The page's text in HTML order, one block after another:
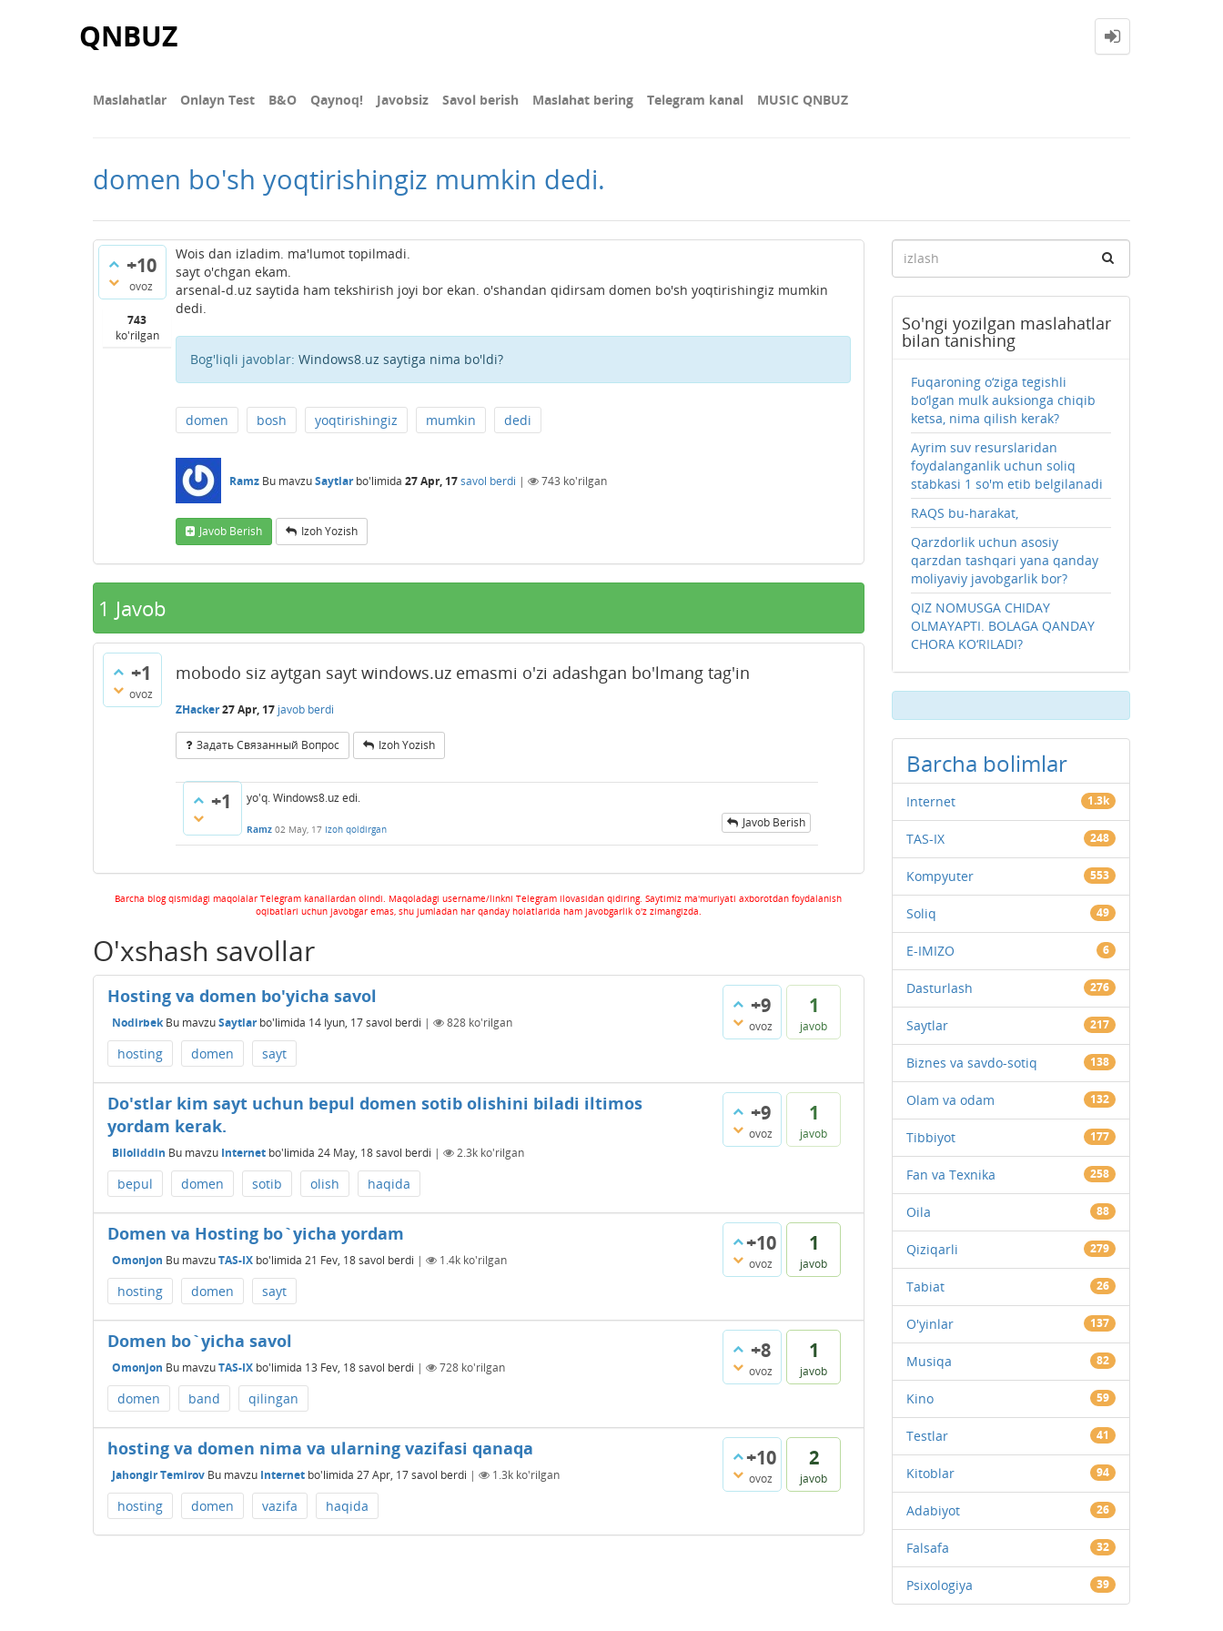
QNBUZ
Maslahatlar Onlayn Test В&О Qaynoq! Javobsiz Savol berish Maslahat bering Telegram kanal MUSIC QNBUZ
domen bo'sh yoqtirishingiz mumkin dedi.
+10
ovoz
743
ko'rilgan
Wois dan izladim. ma'lumot topilmadi.
sayt o'chgan ekam.
arsenal-d.uz saytida ham tekshirish joyi bor ekan. o'shandan qidirsam domen bo'sh yoqtirishingiz mumkin
dedi.
Bog'liqli javoblar: Windows8.uz saytiga nima bo'ldi?
domen bosh yoqtirishingiz mumkin dedi
Ramz Bu mavzuSaytlarbo'limida 27 Apr, 17savol berdi | 743 ko'rilgan
Javob Berish Izoh Yozish
1 Javob
+1
ovoz
mobodo siz aytgan sayt windows.uz emasmi o'zi adashgan bo'lmang tag'in
ZHacker27 Apr, 17 javob berdi
Задать Связанный Вопрос Izoh Yozish
+1 yo'q. Windows8.uz edi.
Ramz 02 May, 17 Izoh qoldirgan Javob Berish
Barcha blog qismidagi maqolalar Telegram kanallardan olindi. Maqoladagi username/linkni Telegram ilovasidan qidiring. Saytimiz ma'muriyati axborotdan foydalanish
oqibatlari uchun javobgar emas, shu jumladan har qanday holatlarida ham javobgarlik o'z zimangizda.
O'xshash savollar
+9
ovoz
1
javob
Hosting va domen bo'yicha savol
Nodirbek Bu mavzuSaytlarbo'limida 14 Iyun, 17savol berdi | 828 ko'rilgan
hosting domen sayt
+9
ovoz
1
javob
Do'stlar kim sayt uchun bepul domen sotib olishini biladi iltimos
yordam kerak.
Biloliddin Bu mavzu Internet bo'limida 24 May, 18savol berdi | 2.3k ko'rilgan
bepul domen sotib olish haqida
+10
ovoz
1
javob
Domen va Hosting bo`yicha yordam
Omonjon Bu mavzuTAS-IX bo'limida 21 Fev, 18savol berdi | 1.4k ko'rilgan
hosting domen sayt
+8
ovoz
1
javob
Domen bo`yicha savol
Omonjon Bu mavzuTAS-IX bo'limida 13 Fev, 18savol berdi | 728 ko'rilgan
domen band qilingan
+10
ovoz
2
javob
hosting va domen nima va ularning vazifasi qanaqa
Jahongir Temirov Bu mavzu Internet bo'limida 27 Apr, 17savol berdi | 1.3k ko'rilgan
hosting domen vazifa haqida
So'ngi yozilgan maslahatlar
bilan tanishing
Fuqaroning o‘ziga tegishli
bo‘lgan mulk auksionga chiqib
ketsa, nima qilish kerak?
Ayrim suv resurslaridan
foydalanganlik uchun soliq
stabkasi 1 so'm etib belgilanadi
RAQS bu-harakat,
Qarzdorlik uchun asosiy
qarzdan tashqari yana qanday
moliyaviy javobgarlik bor?
QIZ NOMUSGA CHIDAY
OLMAYAPTI. BOLAGA QANDAY
CHORA KO‘RILADI?
Barcha bolimlar
Internet 1.3k
TAS-IX 248
Kompyuter 553
Soliq 49
E-IMIZO 6
Dasturlash 276
Saytlar 217
Biznes va savdo-sotiq 138
Olam va odam 132
Tibbiyot 177
Fan va Texnika 258
Oila 88
Qiziqarli 279
Tabiat 26
O'yinlar 137
Musiqa 82
Kino 59
Testlar 41
Kitoblar 94
Adabiyot 26
Falsafa 32
Psixologiya 39